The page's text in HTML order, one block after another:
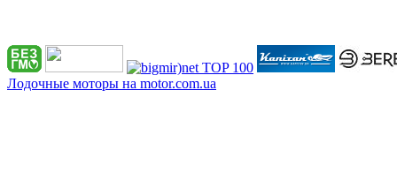
Лодочные моторы на motor.com.ua